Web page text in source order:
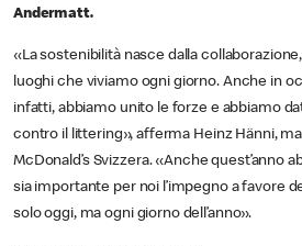
Andermatt.
«La sostenibilità nasce dalla
luoghi che viviamo ogni giorno. Anche in
infatti, abbiamo unito le forze e abbiamo
contro il littering», afferma Heinz Hänni,
McDonald’s Svizzera. «Anche quest’anno
sia importante per noi l’impegno a favore
solo oggi, ma ogni giorno dell’anno».